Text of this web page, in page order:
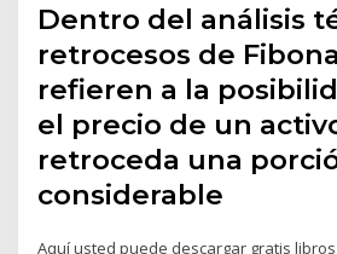
Dentro del análisis
retrocesos de
refieren a la
el precio de un
retroceda una
considerable
Aquí usted puede descargar gratis libros